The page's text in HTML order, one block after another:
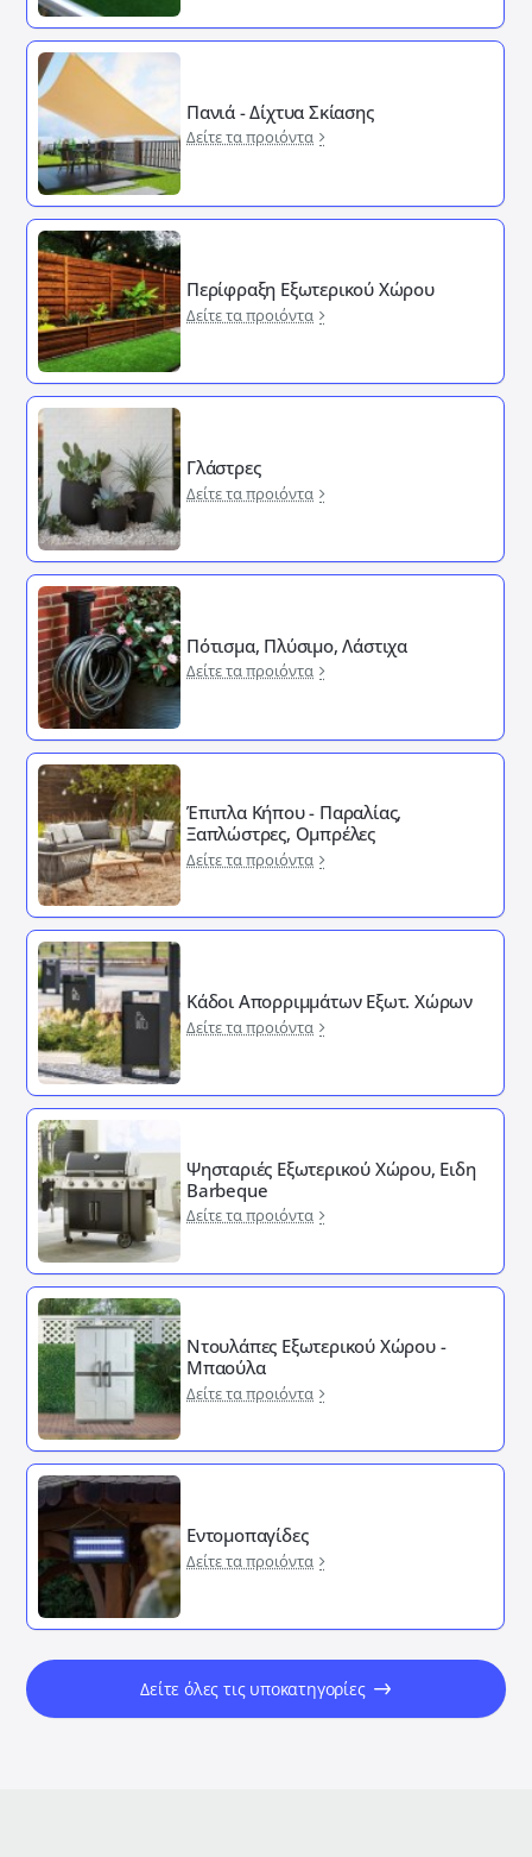
Πανιά - Δίχτυα Σκίασης
Δείτε τα προιόντα
Περίφραξη Εξωτερικού Χώρου
Δείτε τα προιόντα
Γλάστρες
Δείτε τα προιόντα
Πότισμα, Πλύσιμο, Λάστιχα
Δείτε τα προιόντα
Έπιπλα Κήπου - Παραλίας,
Ξαπλώστρες, Ομπρέλες
Δείτε τα προιόντα
Κάδοι Απορριμμάτων Εξωτ. Χώρων
Δείτε τα προιόντα
Ψησταριές Εξωτερικού Χώρου, Ειδη
Barbeque
Δείτε τα προιόντα
Ντουλάπες Εξωτερικού Χώρου -
Μπαούλα
Δείτε τα προιόντα
Εντομοπαγίδες
Δείτε τα προιόντα
Δείτε όλες τις υποκατηγορίες